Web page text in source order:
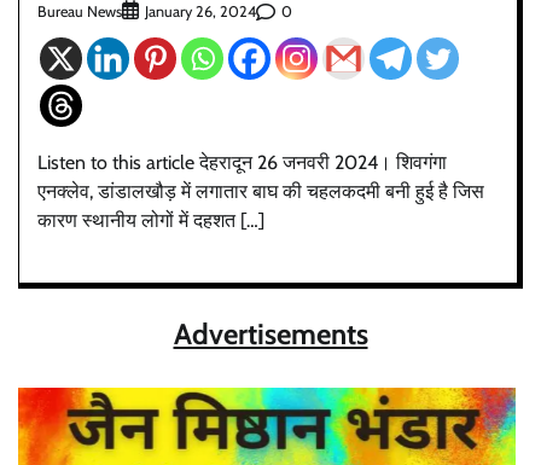
Bureau News January 26, 2024 0
Listen to this article देहरादून 26 जनवरी 2024। शिवगंगा
एनक्लेव, डांडालखौड़ में लगातार बाघ की चहलकदमी बनी हुई है जिस
कारण स्थानीय लोगों में दहशत […]
Advertisements